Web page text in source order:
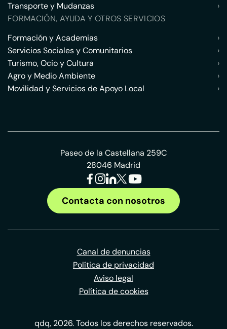
Transporte y Mudanzas
›
FORMACIÓN, AYUDA Y OTROS SERVICIOS
Formación y Academias
›
Servicios Sociales y Comunitarios
›
Turismo, Ocio y Cultura
›
Agro y Medio Ambiente
›
Movilidad y Servicios de Apoyo Local
›
Paseo de la Castellana 259C
28046 Madrid
Contacta con nosotros
Canal de denuncias
Política de privacidad
Aviso legal
Política de cookies
qdq, 2026. Todos los derechos reservados.